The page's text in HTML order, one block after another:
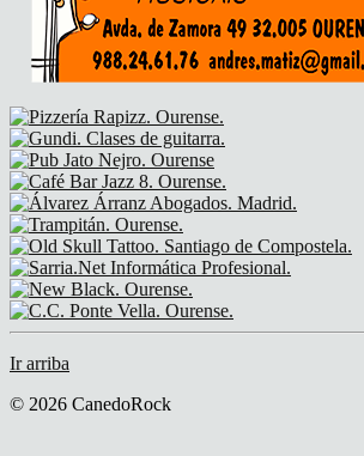
Ir arriba
© 2026 CanedoRock